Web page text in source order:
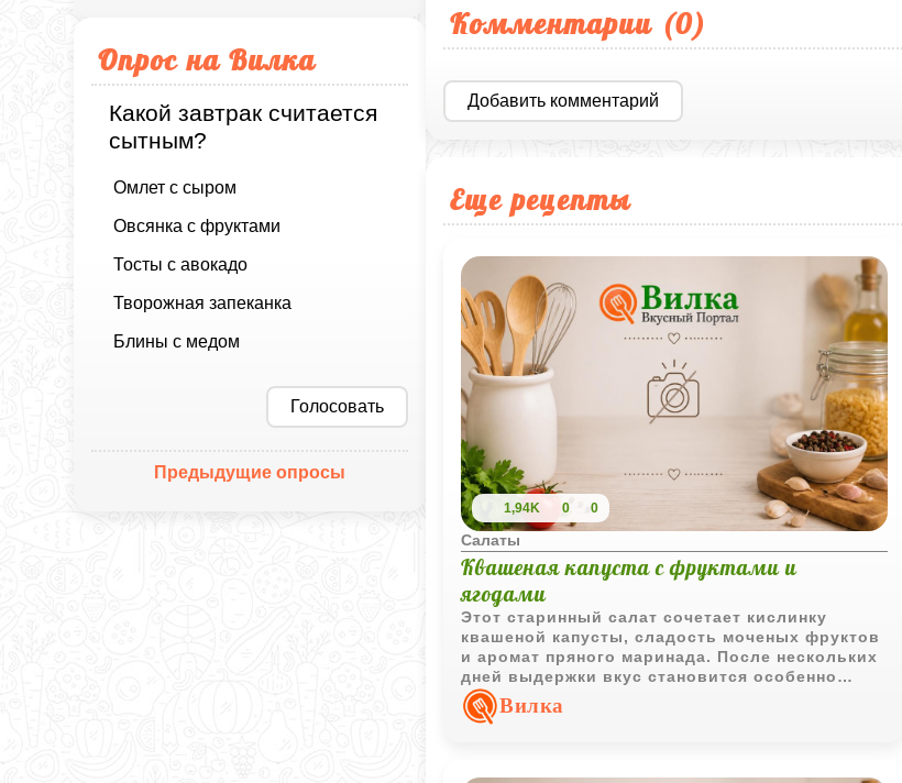
Опрос на Вилка
Какой завтрак считается
сытным?
Омлет с сыром
Овсянка с фруктами
Тосты с авокадо
Творожная запеканка
Блины с медом
Голосовать
Предыдущие опросы
Комментарии (0)
Добавить комментарий
Еще рецепты
1,94K 0 0
Салаты
Квашеная капуста с фруктами и
ягодами
Этот старинный салат сочетает кислинку
квашеной капусты, сладость моченых фруктов
и аромат пряного маринада. После нескольких
дней выдержки вкус становится особенно
насыщенным, а сама закуска отлично подходит
к мясным блюдам и домашнему застолью.
Вилка